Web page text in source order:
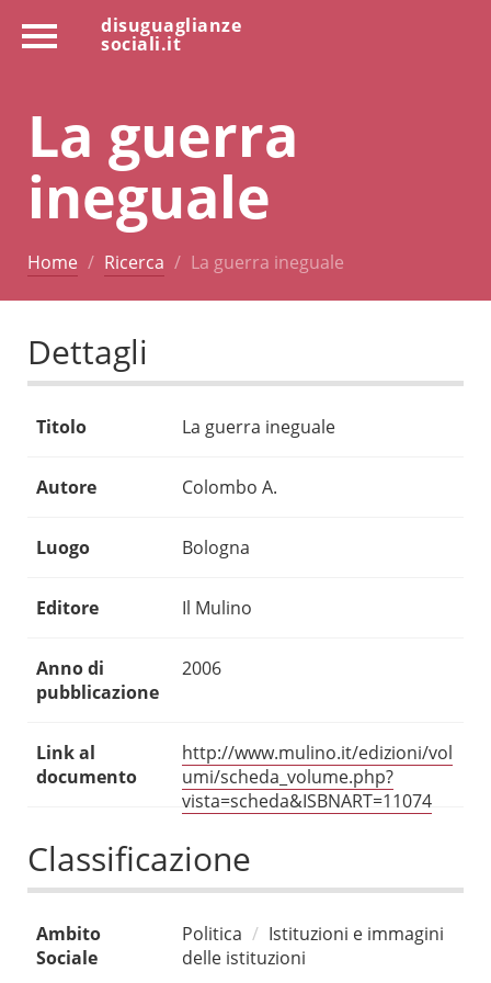
disuguaglianze
sociali.it
La guerra
ineguale
Home Ricerca La guerra ineguale
Dettagli
Titolo La guerra ineguale
Autore Colombo A.
Luogo Bologna
Editore Il Mulino
Anno di
pubblicazione
2006
Link al
documento
http://www.mulino.it/edizioni/vol
umi/scheda_volume.php?
vista=scheda&ISBNART=11074
Classificazione
Ambito
Sociale
Politica
Istituzioni e immagini
delle istituzioni